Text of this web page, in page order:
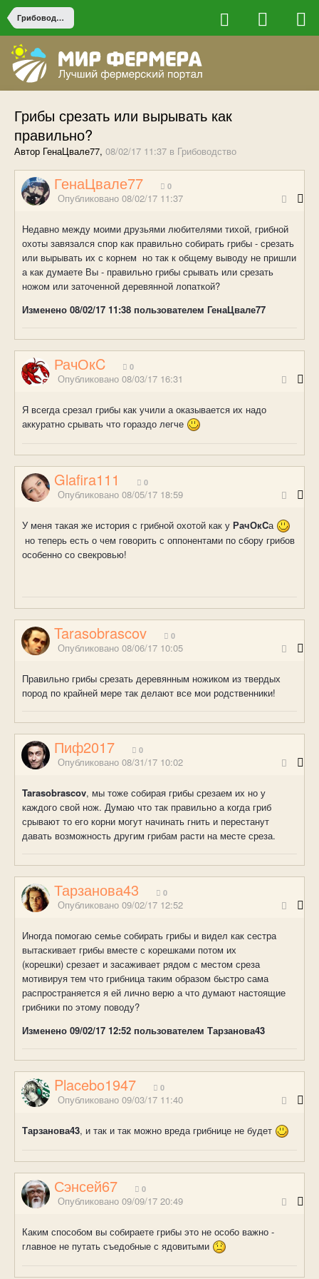
Грибоводство
Грибы срезать или вырывать как
правильно?
Автор ГенаЦвале77, 08/02/17 11:37 в Грибоводство
ГенаЦвале77 0
Опубликовано 08/02/17 11:37
Недавно между моими друзьями любителями тихой, грибной
охоты завязался спор как правильно собирать грибы - срезать
или вырывать их с корнем но так к общему выводу не пришли
а как думаете Вы - правильно грибы срывать или срезать
ножом или заточенной деревянной лопаткой?
Изменено 08/02/17 11:38 пользователем ГенаЦвале77
РачОкC 0
Опубликовано 08/03/17 16:31
Я всегда срезал грибы как учили а оказывается их надо
аккуратно срывать что гораздо легче
Glafira111 0
Опубликовано 08/05/17 18:59
У меня такая же история с грибной охотой как у РачОкCа
но теперь есть о чем говорить с оппонентами по сбору грибов
особенно со свекровью!
Tarasobrascov 0
Опубликовано 08/06/17 10:05
Правильно грибы срезать деревянным ножиком из твердых
пород по крайней мере так делают все мои родственники!
Пиф2017 0
Опубликовано 08/31/17 10:02
Tarasobrascov, мы тоже собирая грибы срезаем их но у
каждого свой нож. Думаю что так правильно а когда гриб
срывают то его корни могут начинать гнить и перестанут
давать возможность другим грибам расти на месте среза.
Тарзанова43 0
Опубликовано 09/02/17 12:52
Иногда помогаю семье собирать грибы и видел как сестра
вытаскивает грибы вместе с корешками потом их
(корешки) срезает и засаживает рядом с местом среза
мотивируя тем что грибница таким образом быстро сама
распространяется я ей лично верю а что думают настоящие
грибники по этому поводу?
Изменено 09/02/17 12:52 пользователем Тарзанова43
Placebo1947 0
Опубликовано 09/03/17 11:40
Тарзанова43, и так и так можно вреда грибнице не будет
Сэнсей67 0
Опубликовано 09/09/17 20:49
Каким способом вы собираете грибы это не особо важно -
главное не путать съедобные с ядовитыми